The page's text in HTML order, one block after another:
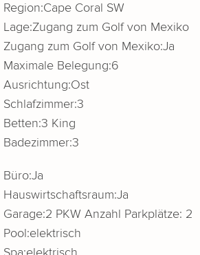
Region:Cape Coral SW
Lage:Zugang zum Golf von Mexiko
Zugang zum Golf von Mexiko:Ja
Maximale Belegung:6
Ausrichtung:Ost
Schlafzimmer:3
Betten:3 King
Badezimmer:3
Büro:Ja
Hauswirtschaftsraum:Ja
Garage:2 PKW Anzahl Parkplätze: 2
Pool:elektrisch